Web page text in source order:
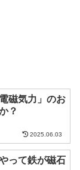
磁気力」のお
？
2025.06.03
って鉄が磁石